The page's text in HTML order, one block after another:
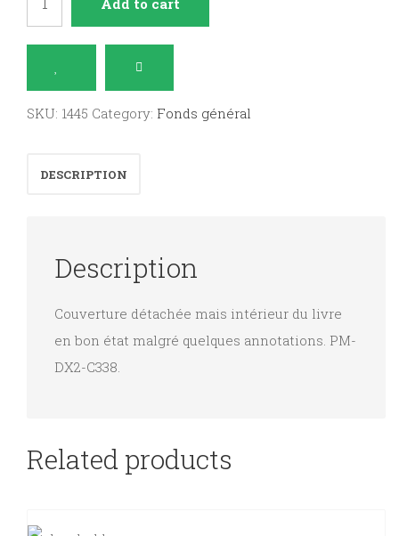
études
critiques
tome
seizième
septième
siècle
quantity
SKU: 1445 Category: Fonds général
DESCRIPTION
Description
Couverture détachée mais intérieur du livre
en bon état malgré quelques annotations. PM-
DX2-C338.
Related products